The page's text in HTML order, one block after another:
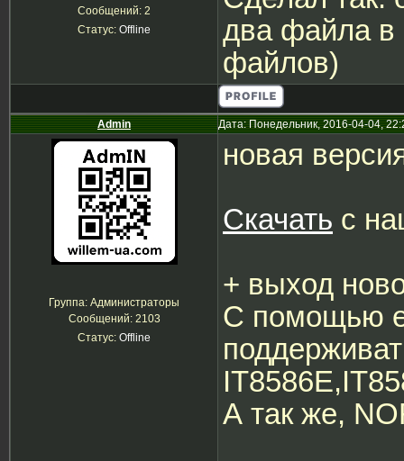
Сообщений: 2
Статус: Offline
два файла в
файлов)
Admin Дата: Понедельник, 2016-04-04,
Группа: Администраторы
Сообщений: 2103
Статус: Offline
новая
Скачать с
+ выход
С помощью
А так же,